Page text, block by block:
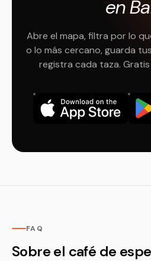
en
Abre el mapa, filtra por lo
o lo más cercano, guarda
registra cada taza.
FAQ
Sobre el café de